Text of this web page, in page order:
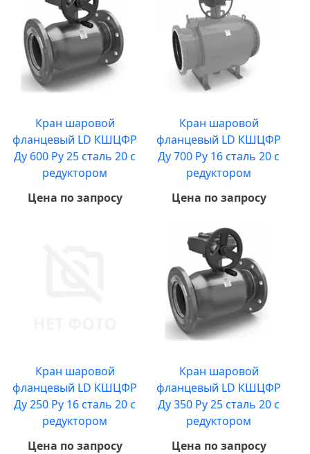
Кран шаровой
фланцевый LD КШЦФР
Ду 600 Ру 25 сталь 20 с
редуктором
Цена по запросу
Кран шаровой
фланцевый LD КШЦФР
Ду 700 Ру 16 сталь 20 с
редуктором
Цена по запросу
Кран шаровой
фланцевый LD КШЦФР
Ду 250 Ру 16 сталь 20 с
редуктором
Цена по запросу
Кран шаровой
фланцевый LD КШЦФР
Ду 350 Ру 25 сталь 20 с
редуктором
Цена по запросу